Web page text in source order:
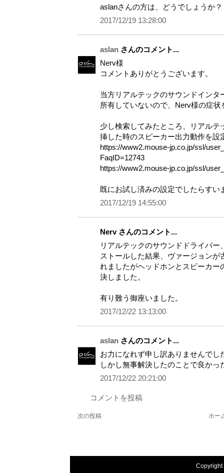
aslanさんの方は、どうでしょうか？
2017/12/19 13:28:00
aslan さんのコメント...
Nerv様
コメントありがとうございます。
当方リアルテックのサウンドインタ
所有していないので、Nerv様の症
少し検索してみたところ、リアルテ
挿した時のスピーカー出力動作を設
https://www2.mouse-jp.co.jp/ssl/
FaqID=12743
https://www2.mouse-jp.co.jp/ssl/
既にお試し済みの設定でしたらすい
2017/12/19 14:55:00
Nerv さんのコメント...
リアルテックのサウンドドライバ
ストールした結果、ヴァージョン
れましたがヘッドホンとスピーカ
決しました。
有り難う御座いました。
2017/12/22 13:13:00
aslan さんのコメント...
お力になれず申し訳ありませんでし
しかし無事解決したのことで良かっ
2017/12/22 20:21:00
コメントを投稿
次の投稿 ホー
Copyright